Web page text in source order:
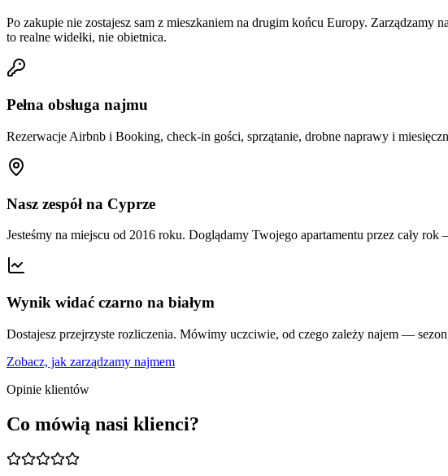
Po zakupie nie zostajesz sam z mieszkaniem na drugim końcu Europy.
to realne widełki, nie obietnica.
Pełna obsługa najmu
Rezerwacje Airbnb i Booking, check-in gości, sprzątanie, drobne naprawy i
Nasz zespół na Cyprze
Jesteśmy na miejscu od 2016 roku. Doglądamy Twojego apartamentu przez cały
Wynik widać czarno na białym
Dostajesz przejrzyste rozliczenia. Mówimy uczciwie, od czego zależy najem —
Zobacz, jak zarządzamy najmem
Opinie klientów
Co mówią nasi klienci?